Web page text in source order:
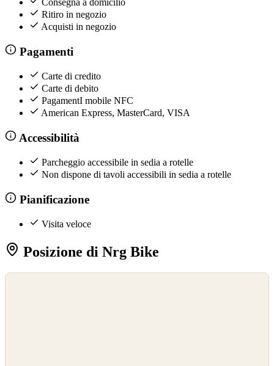
Ritiro in negozio
Acquisti in negozio
Pagamenti
Carte di credito
Carte di debito
PagamentI mobile NFC
American Express, MasterCard, VISA
Accessibilità
Parcheggio accessibile in sedia a rotelle
Non dispone di tavoli accessibili in sedia a rotelle
Pianificazione
Visita veloce
Posizione di Nrg Bike